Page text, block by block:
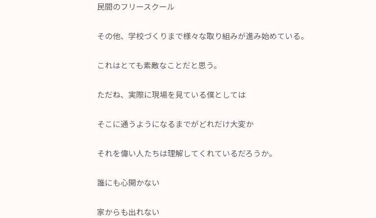
民間のフリースクール
その他、学校づくりまで様々な取り組みが進み始めている。
これはとても素敵なことだと思う。
ただね、実際に現場を見ている僕としては
そこに通うようになるまでがどれだけ大変か
それを偉い人たちは理解してくれているだろうか。
誰にも心開かない
家からも出れない